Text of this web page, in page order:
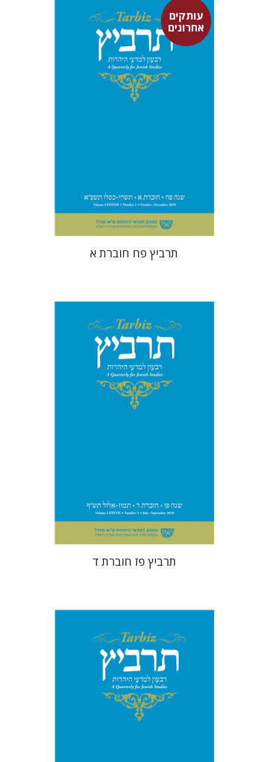
עותקים
אחרוניםרוני גולדשטיין
משה הלברטל
שלמה נאה
שרית שלו-עיני
$29
תרביץ פח חוברת א
משה הלברטל
שרית שלו-עיני
שלמה נאה
רוני גולדשטיין
$29
$26
תרביץ פז חוברת ד
משה הלברטל
רוני גולדשטיין
שלמה נאה
שרית שלו-עיני